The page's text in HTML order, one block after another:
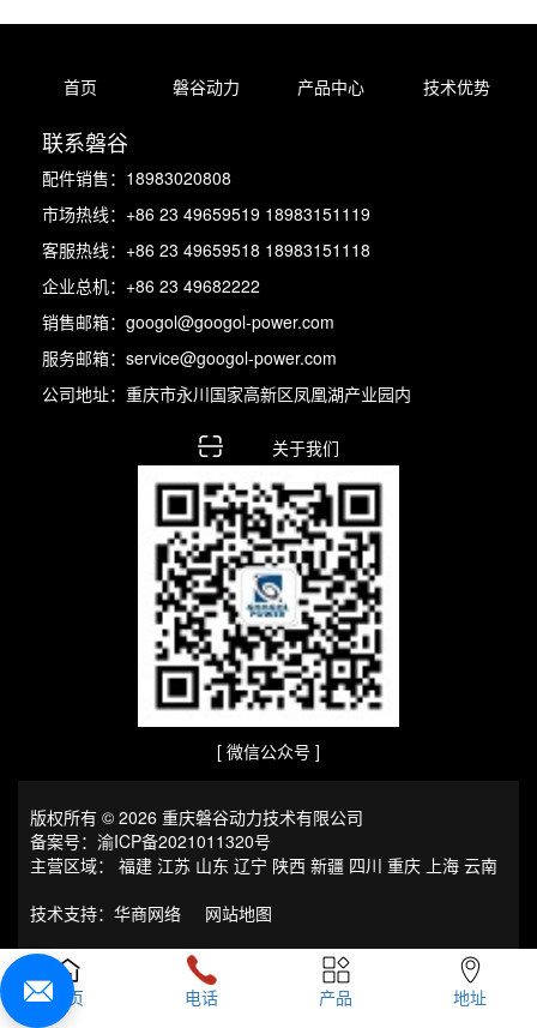
首页 磐谷动力 产品中心 技术优势
联系磐谷
配件销售：18983020808
市场热线：+86 23 49659519 18983151119
客服热线：+86 23 49659518 18983151118
企业总机：+86 23 49682222
销售邮箱：googol@googol-power.com
服务邮箱：service@googol-power.com
公司地址：重庆市永川国家高新区凤凰湖产业园内
关于我们
[ 微信公众号 ]
版权所有 © 2026 重庆磐谷动力技术有限公司
备案号： 渝ICP备2021011320号
主营区域： 福建 江苏 山东 辽宁 陕西 新疆 四川 重庆 上海 云南
技术支持： 华商网络 网站地图
首页 电话 产品 地址